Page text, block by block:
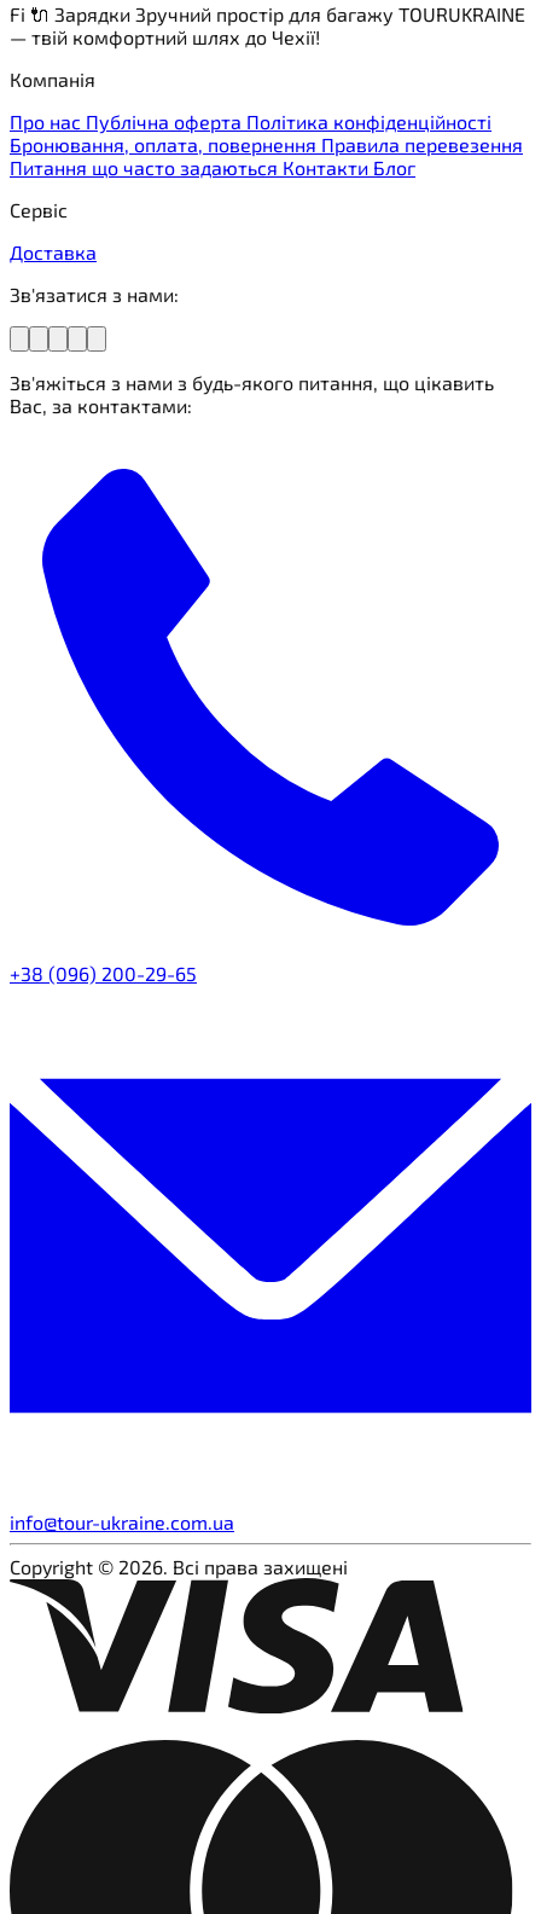
Fi 🔌 Зарядки Зручний простір для багажу TOURUKRAINE
— твій комфортний шлях до Чехії!
Компанія
Про нас Публічна оферта Політика конфіденційності
Бронювання, оплата, повернення Правила перевезення
Питання що часто задаються Контакти Блог
Сервіс
Доставка
Зв'язатися з нами:
Зв'яжіться з нами з будь-якого питання, що цікавить
Вас, за контактами:
+38 (096) 200-29-65
info@tour-ukraine.com.ua
Copyright © 2026. Всі права захищені